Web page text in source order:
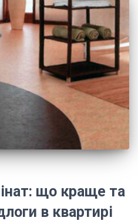
що краще та
в квартирі